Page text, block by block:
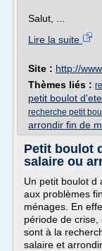
Salut, ...
Lire la suite
Site : http://
Thèmes liés :
petit boulot d'ete
recherche petit
arrondir fin de
Petit boulot
salaire ou
Un petit boulot d
aux problèmes
ménages. En
période de
sont à la
salaire et